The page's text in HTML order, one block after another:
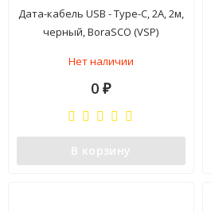
Дата-кабель USB - Type-C, 2А, 2м,
черный, BoraSCO (VSP)
Нет наличии
0₽
В корзину